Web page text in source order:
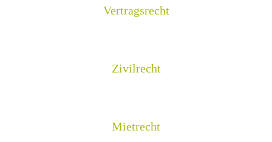
Vertragsrecht
Zivilrecht
Mietrecht